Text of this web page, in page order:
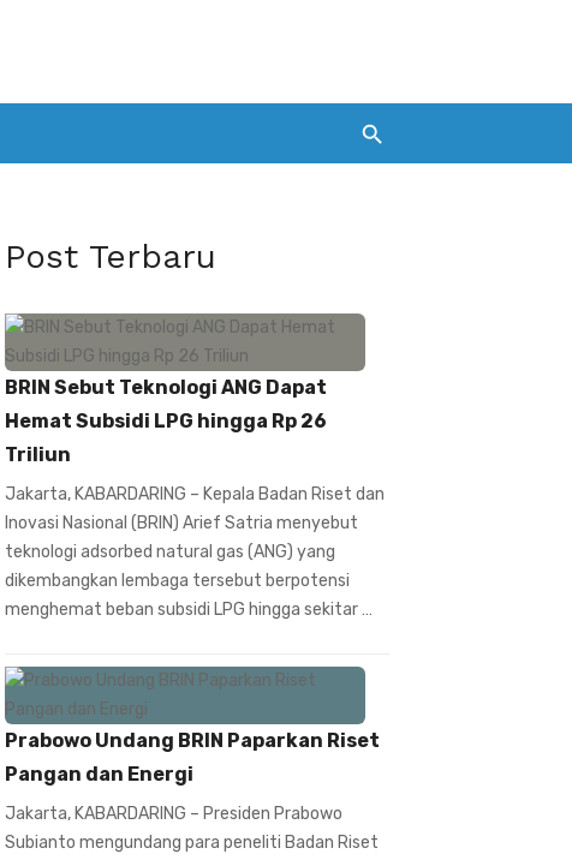
Post Terbaru
BRIN Sebut Teknologi ANG Dapat
Hemat Subsidi LPG hingga Rp 26
Triliun
Jakarta, KABARDARING – Kepala Badan Riset dan
Inovasi Nasional (BRIN) Arief Satria menyebut
teknologi adsorbed natural gas (ANG) yang
dikembangkan lembaga tersebut berpotensi
menghemat beban subsidi LPG hingga sekitar …
Prabowo Undang BRIN Paparkan Riset
Pangan dan Energi
Jakarta, KABARDARING – Presiden Prabowo
Subianto mengundang para peneliti Badan Riset